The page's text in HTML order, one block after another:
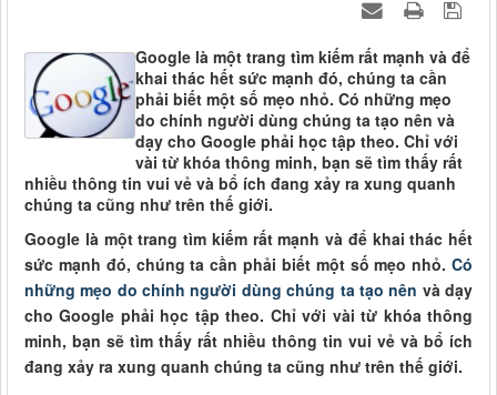
Google là một trang tìm kiếm rất mạnh và để
khai thác hết sức mạnh đó, chúng ta cần
phải biết một số mẹo nhỏ. Có những mẹo
do chính người dùng chúng ta tạo nên và
dạy cho Google phải học tập theo. Chỉ với
vài từ khóa thông minh, bạn sẽ tìm thấy rất
nhiều thông tin vui vẻ và bổ ích đang xảy ra xung quanh
chúng ta cũng như trên thế giới.
Google là một trang tìm kiếm rất mạnh và để khai thác hết
sức mạnh đó, chúng ta cần phải biết một số mẹo nhỏ. Có
những mẹo do chính người dùng chúng ta tạo nên và dạy
cho Google phải học tập theo. Chỉ với vài từ khóa thông
minh, bạn sẽ tìm thấy rất nhiều thông tin vui vẻ và bổ ích
đang xảy ra xung quanh chúng ta cũng như trên thế giới.